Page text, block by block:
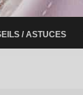
/ ASTUCES